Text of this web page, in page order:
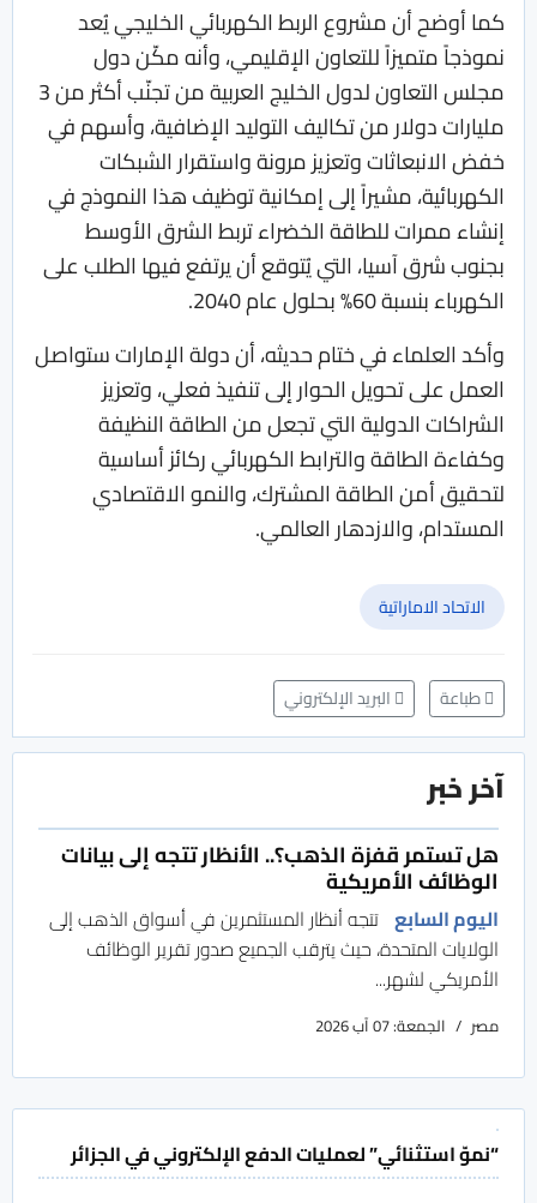
كما أوضح أن مشروع الربط الكهربائي الخليجي يُعد
نموذجاً متميزاً للتعاون الإقليمي، وأنه مكّن دول
مجلس التعاون لدول الخليج العربية من تجنّب أكثر من 3
مليارات دولار من تكاليف التوليد الإضافية، وأسهم في
خفض الانبعاثات وتعزيز مرونة واستقرار الشبكات
الكهربائية، مشيراً إلى إمكانية توظيف هذا النموذج في
إنشاء ممرات للطاقة الخضراء تربط الشرق الأوسط
بجنوب شرق آسيا، التي يُتوقع أن يرتفع فيها الطلب على
الكهرباء بنسبة 60% بحلول عام 2040.
وأكد العلماء في ختام حديثه، أن دولة الإمارات ستواصل
العمل على تحويل الحوار إلى تنفيذ فعلي، وتعزيز
الشراكات الدولية التي تجعل من الطاقة النظيفة
وكفاءة الطاقة والترابط الكهربائي ركائز أساسية
لتحقيق أمن الطاقة المشترك، والنمو الاقتصادي
المستدام، والازدهار العالمي.
الاتحاد الاماراتية
طباعة البريد الإلكتروني
آخر خبر
هل تستمر قفزة الذهب؟.. الأنظار تتجه إلى بيانات
الوظائف الأمريكية
اليوم السابع تتجه أنظار المستثمرين في أسواق الذهب إلى
الولايات المتحدة، حيث يترقب الجميع صدور تقرير الوظائف
الأمريكي لشهر...
مصر الجمعة: 07 آب 2026
“نموّ استثنائي” لعمليات الدفع الإلكتروني في الجزائر